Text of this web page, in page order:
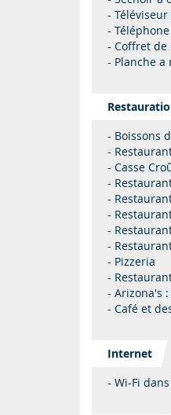
-
-
- Coffret de
- Planche a
- Boissons
-
- Casse
-
-
-
-
-
- Pizzeria
-
- Arizona's
- Café et
Internet
- Wi-Fi